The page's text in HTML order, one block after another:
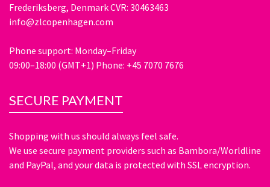
Frederiksberg, Denmark CVR: 30463463
info@zlcopenhagen.com
Phone support: Monday–Friday
09:00–18:00 (GMT+1) Phone: +45 7070 7676
SECURE PAYMENT
Shopping with us should always feel safe.
We use secure payment providers such as Bambora/Worldline
and PayPal, and your data is protected with SSL encryption.